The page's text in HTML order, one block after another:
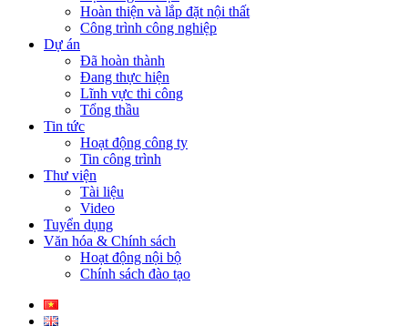
Hoàn thiện và lắp đặt nội thất
Công trình công nghiệp
Dự án
Đã hoàn thành
Đang thực hiện
Lĩnh vực thi công
Tổng thầu
Tin tức
Hoạt động công ty
Tin công trình
Thư viện
Tài liệu
Video
Tuyển dụng
Văn hóa & Chính sách
Hoạt động nội bộ
Chính sách đào tạo